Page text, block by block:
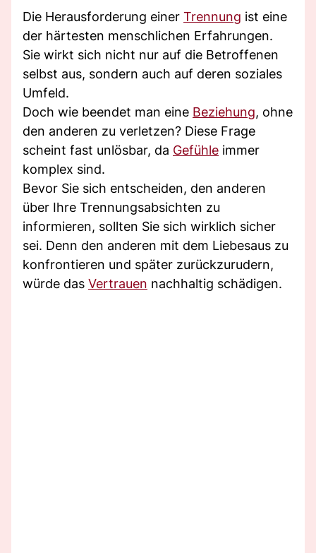
Die Herausforderung einer Trennung ist eine
der härtesten menschlichen Erfahrungen.
Sie wirkt sich nicht nur auf die Betroffenen
selbst aus, sondern auch auf deren soziales
Umfeld.
Doch wie beendet man eine Beziehung, ohne
den anderen zu verletzen? Diese Frage
scheint fast unlösbar, da Gefühle immer
komplex sind.
Bevor Sie sich entscheiden, den anderen
über Ihre Trennungsabsichten zu
informieren, sollten Sie sich wirklich sicher
sei. Denn den anderen mit dem Liebesaus zu
konfrontieren und später zurückzurudern,
würde das Vertrauen nachhaltig schädigen.